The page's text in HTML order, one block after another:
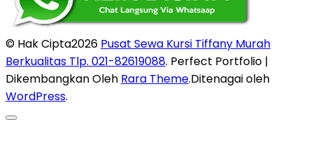
© Hak Cipta2026 Pusat Sewa Kursi Tiffany Murah
Berkualitas Tlp. 021-82619088. Perfect Portfolio |
Dikembangkan Oleh Rara Theme.Ditenagai oleh
WordPress.